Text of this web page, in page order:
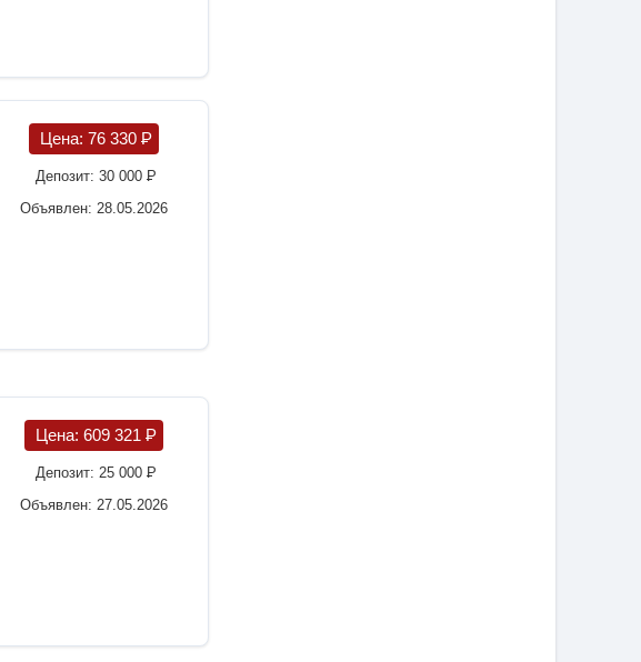
Цена: 76 330 P
Депозит: 30 000 P
Объявлен: 28.05.2026
Цена: 609 321 P
Депозит: 25 000 P
Объявлен: 27.05.2026